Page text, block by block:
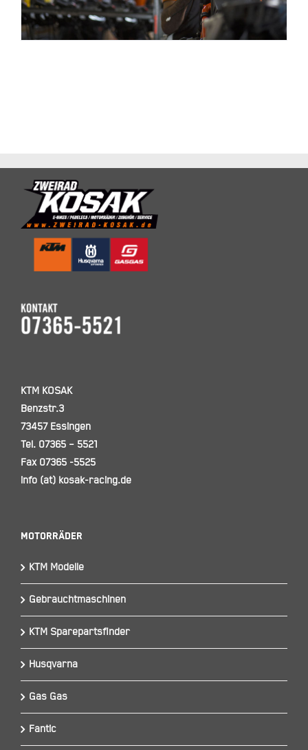
KTM KOSAK
Benzstr.3
73457 Essingen
Tel. 07365 – 5521
Fax 07365 -5525
info (at) kosak-racing.de
Motorräder
KTM Modelle
Gebrauchtmaschinen
KTM Sparepartsfinder
Husqvarna
Gas Gas
Fantic